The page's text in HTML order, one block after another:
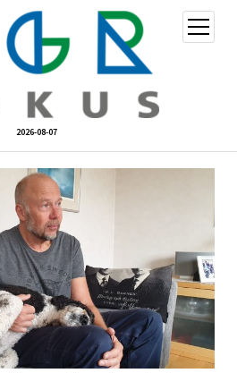
2026-08-07
öppna
meny